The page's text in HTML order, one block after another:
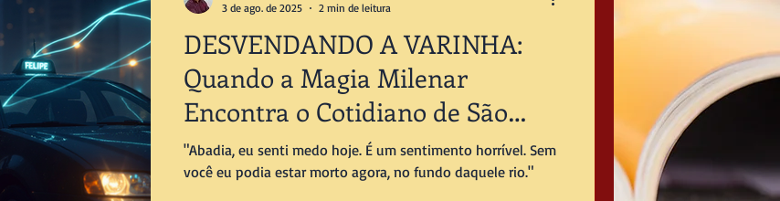
DESVENDANDO A VARINHA:
Quando a Magia Milenar
Encontra o Cotidiano de São
Paulo
"Abadia, eu senti medo hoje. É um sentimento horrível. Sem
você eu podia estar morto agora, no fundo daquele rio."
3 de ago. de 2025
2 min de leitura